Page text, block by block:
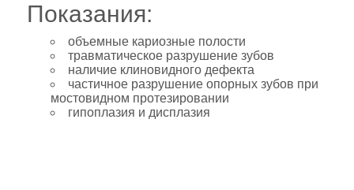
Показания:
объемные кариозные полости
травматическое разрушение зубов
наличие клиновидного дефекта
частичное разрушение опорных зубов при
мостовидном протезировании
гипоплазия и дисплазия